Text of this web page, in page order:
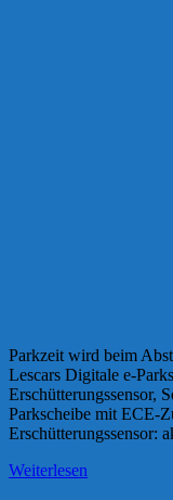
Parkzeit wird beim
Lescars Digitale e-
Erschütterungssensor,
Parkscheibe mit ECE-
Erschütterungssensor:
Weiterlesen